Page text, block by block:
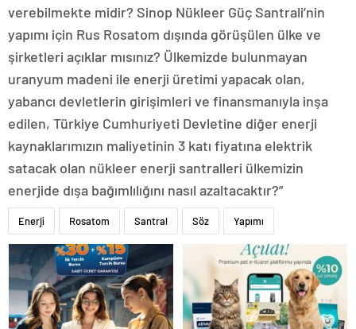
verebilmekte midir? Sinop Nükleer Güç Santrali’nin
yapımı için Rus Rosatom dışında görüşülen ülke ve
şirketleri açıklar mısınız? Ülkemizde bulunmayan
uranyum madeni ile enerji üretimi yapacak olan,
yabancı devletlerin girişimleri ve finansmanıyla inşa
edilen, Türkiye Cumhuriyeti Devletine diğer enerji
kaynaklarımızın maliyetinin 3 katı fiyatına elektrik
satacak olan nükleer enerji santralleri ülkemizin
enerjide dışa bağımlılığını nasıl azaltacaktır?”
Enerji Rosatom Santral Söz Yapımı